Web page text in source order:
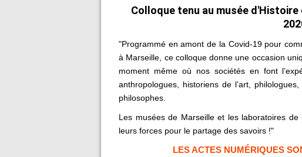
Colloque tenu au musée
"Programmé en amont de la Covid-19 pour
à Marseille, ce colloque donne une occasion
moment même où nos sociétés en font
anthropologues, historiens de l’art,
philosophes.
Les musées de Marseille et les laboratoires
leurs forces pour le partage des savoirs !"
LES ACTES NUMÉRIQUES